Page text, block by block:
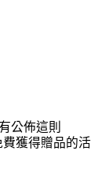
公佈這則
費獲得贈品的活